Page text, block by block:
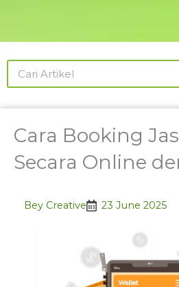
content
Search
Cara Booking
Secara Online
Bey Creative 23 June 2025